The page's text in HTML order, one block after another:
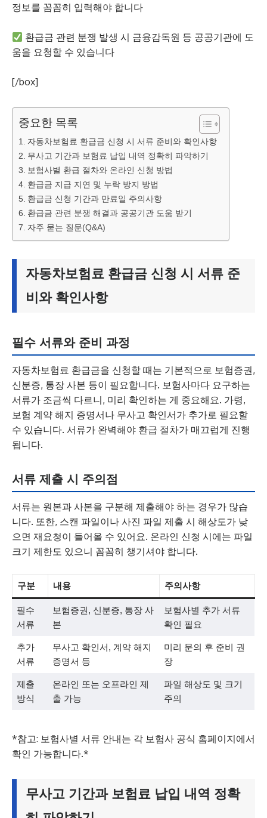
정보를 꼼꼼히 입력해야 합니다
환급금 관련 분쟁 발생 시 금융감독원 등 공공기관에 도
움을 요청할 수 있습니다
[/box]
중요한 목록
자동차보험료 환급금 신청 시 서류 준비와 확인사항
무사고 기간과 보험료 납입 내역 정확히 파악하기
보험사별 환급 절차와 온라인 신청 방법
환급금 지급 지연 및 누락 방지 방법
환급금 신청 기간과 만료일 주의사항
환급금 관련 분쟁 해결과 공공기관 도움 받기
자주 묻는 질문(Q&A)
자동차보험료 환급금 신청 시 서류 준
비와 확인사항
필수 서류와 준비 과정
자동차보험료 환급금을 신청할 때는 기본적으로 보험증권,
신분증, 통장 사본 등이 필요합니다. 보험사마다 요구하는
서류가 조금씩 다르니, 미리 확인하는 게 중요해요. 가령,
보험 계약 해지 증명서나 무사고 확인서가 추가로 필요할
수 있습니다. 서류가 완벽해야 환급 절차가 매끄럽게 진행
됩니다.
서류 제출 시 주의점
서류는 원본과 사본을 구분해 제출해야 하는 경우가 많습
니다. 또한, 스캔 파일이나 사진 파일 제출 시 해상도가 낮
으면 재요청이 들어올 수 있어요. 온라인 신청 시에는 파일
크기 제한도 있으니 꼼꼼히 챙기셔야 합니다.
구분 내용 주의사항
필수
서류
보험증권, 신분증, 통장 사
본
보험사별 추가 서류
확인 필요
추가
서류
무사고 확인서, 계약 해지
증명서 등
미리 문의 후 준비 권
장
제출
방식
온라인 또는 오프라인 제
출 가능
파일 해상도 및 크기
주의
*참고: 보험사별 서류 안내는 각 보험사 공식 홈페이지에서
확인 가능합니다.*
무사고 기간과 보험료 납입 내역 정확